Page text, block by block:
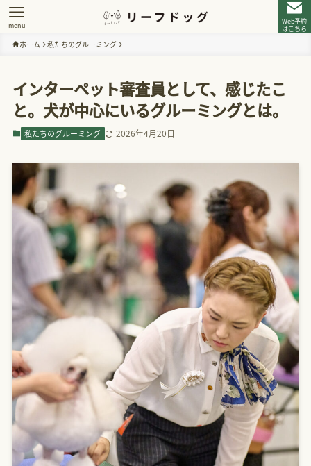
Web予約
はこちら
menu
ホーム 私たちのグルーミング
インターペット審査員として、感じたこ
と。犬が中心にいるグルーミングとは。
私たちのグルーミング 2026年4月20日